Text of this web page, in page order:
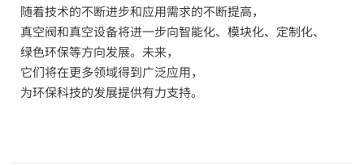
随着技术的不断进步和应用需求的不断提高，
真空阀和真空设备将进一步向智能化、模块化、定制化、
绿色环保等方向发展。未来，
它们将在更多领域得到广泛应用，
为环保科技的发展提供有力支持。